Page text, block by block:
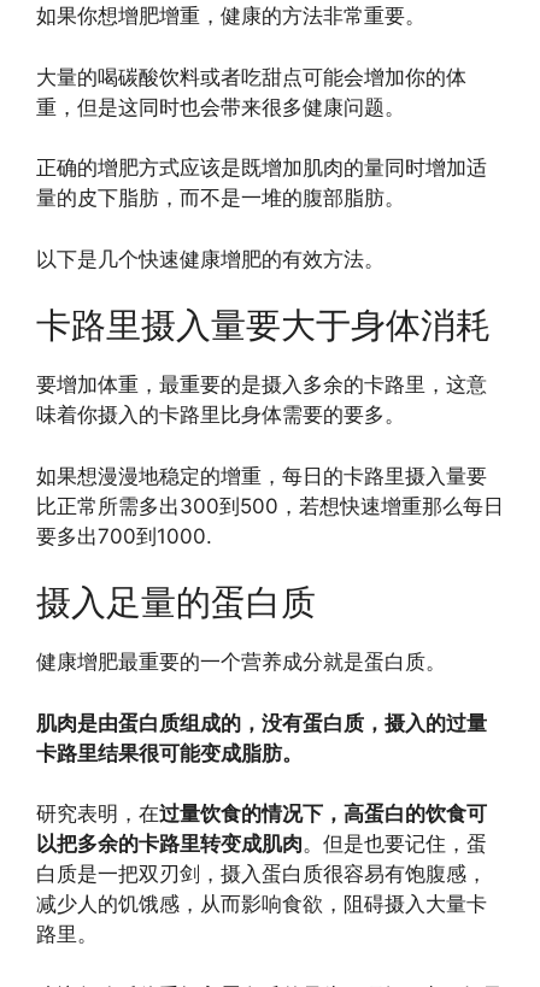
如果你想增肥增重，健康的方法非常重要。
大量的喝碳酸饮料或者吃甜点可能会增加你的体
重，但是这同时也会带来很多健康问题。
正确的增肥方式应该是既增加肌肉的量同时增加适
量的皮下脂肪，而不是一堆的腹部脂肪。
以下是几个快速健康增肥的有效方法。
卡路里摄入量要大于身体消耗
要增加体重，最重要的是摄入多余的卡路里，这意
味着你摄入的卡路里比身体需要的要多。
如果想漫漫地稳定的增重，每日的卡路里摄入量要
比正常所需多出300到500，若想快速增重那么每日
要多出700到1000.
摄入足量的蛋白质
健康增肥最重要的一个营养成分就是蛋白质。
肌肉是由蛋白质组成的，没有蛋白质，摄入的过量
卡路里结果很可能变成脂肪。
研究表明，在过量饮食的情况下，高蛋白的饮食可
以把多余的卡路里转变成肌肉。但是也要记住，蛋
白质是一把双刃剑，摄入蛋白质很容易有饱腹感，
减少人的饥饿感，从而影响食欲，阻碍摄入大量卡
路里。